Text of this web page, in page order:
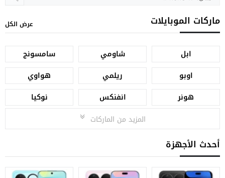
ماركات الموبايلات عرض الكل
ابل شاومي
سامسونج
اوبو
ريلمي
هواوي
هونر
انفنكس
نوكيا
المزيد من الماركات
أحدث الأجهزة